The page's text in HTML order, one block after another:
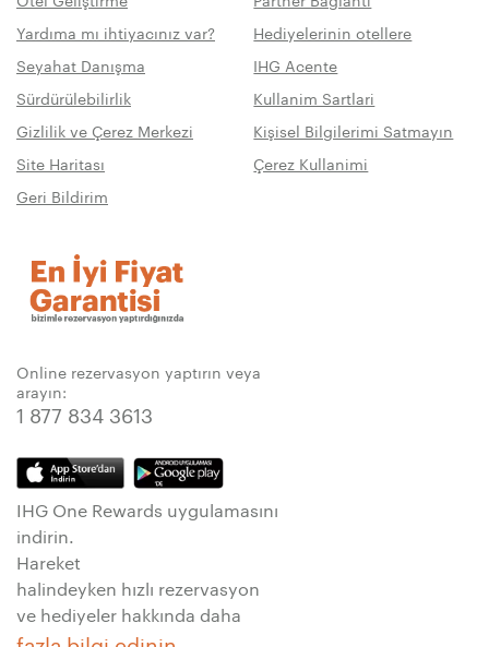
Yardıma mı ihtiyacınız var?
Hediyelerinin otellere
Seyahat Danışma
IHG Acente
Sürdürülebilirlik
Kullanim Sartlari
Gizlilik ve Çerez Merkezi
Kişisel Bilgilerimi Satmayın
Site Haritası
Çerez Kullanimi
Geri Bildirim
Online rezervasyon yaptırın veya
arayın:
1 877 834 3613
IHG One Rewards uygulamasını
indirin.
Hareket
halindeyken hızlı rezervasyon
ve hediyeler hakkında daha